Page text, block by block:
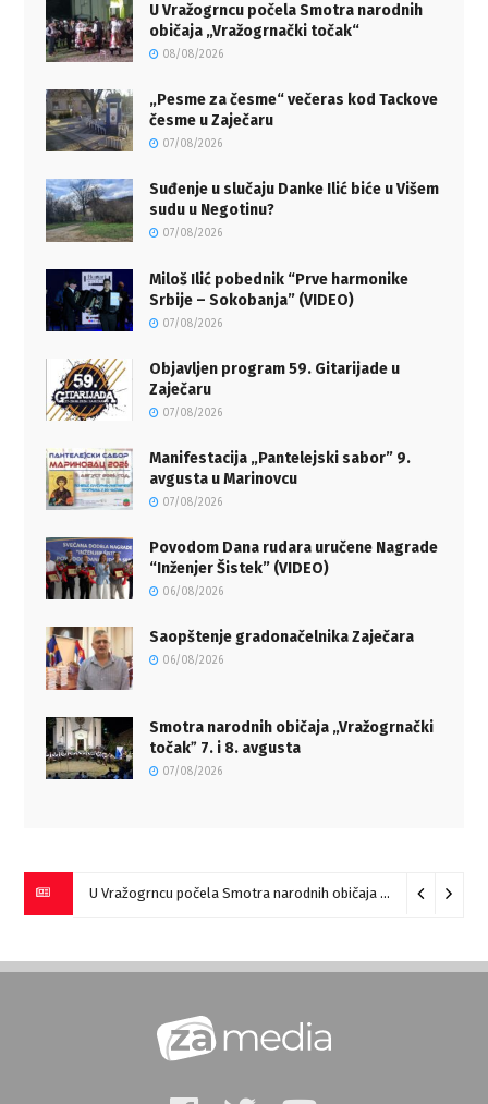
U Vražogrncu počela Smotra narodnih
običaja „Vražogrnački točak“
08/08/2026
„Pesme za česme“ večeras kod Tackove
česme u Zaječaru
07/08/2026
Suđenje u slučaju Danke Ilić biće u Višem
sudu u Negotinu?
07/08/2026
Miloš Ilić pobednik “Prve harmonike
Srbije – Sokobanja” (VIDEO)
07/08/2026
Objavljen program 59. Gitarijade u
Zaječaru
07/08/2026
Manifestacija „Pantelejski sabor” 9.
avgusta u Marinovcu
07/08/2026
Povodom Dana rudara uručene Nagrade
“Inženjer Šistek” (VIDEO)
06/08/2026
Saopštenje gradonačelnika Zaječara
06/08/2026
Smotra narodnih običaja „Vražogrnački
točakˮ 7. i 8. avgusta
07/08/2026
U Vražogrncu počela Smotra narodnih običaja „Vražogrnački točak“